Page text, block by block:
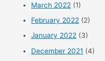
March 2022 (1)
February 2022 (2)
January 2022 (3)
December 2021 (4)